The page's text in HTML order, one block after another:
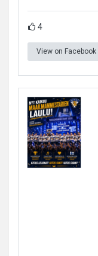
4
View on Facebook